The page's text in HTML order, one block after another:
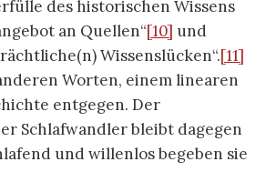
die mit dem
waren extrem
hinterließen so gut wie keine
denn in Europa und der
„Während der Kieler
Yacht Meteor erfährt der
auf den österreichischen